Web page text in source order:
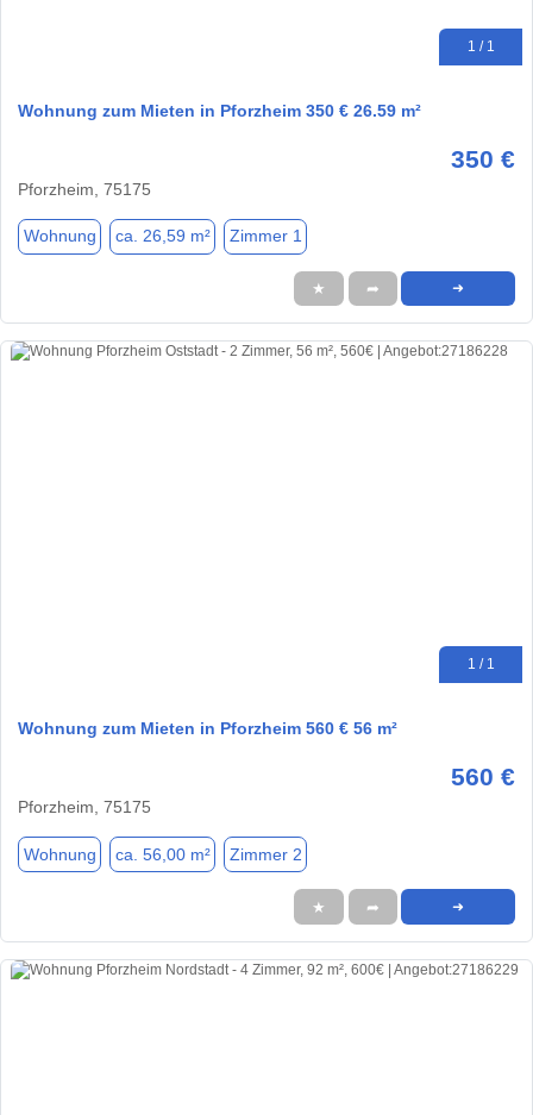
1 / 1
Wohnung zum Mieten in Pforzheim 350 € 26.59 m²
350 €
Pforzheim, 75175
Wohnung ca. 26,59 m² Zimmer 1
★ ➦ ➜
1 / 1
Wohnung zum Mieten in Pforzheim 560 € 56 m²
560 €
Pforzheim, 75175
Wohnung ca. 56,00 m² Zimmer 2
★ ➦ ➜